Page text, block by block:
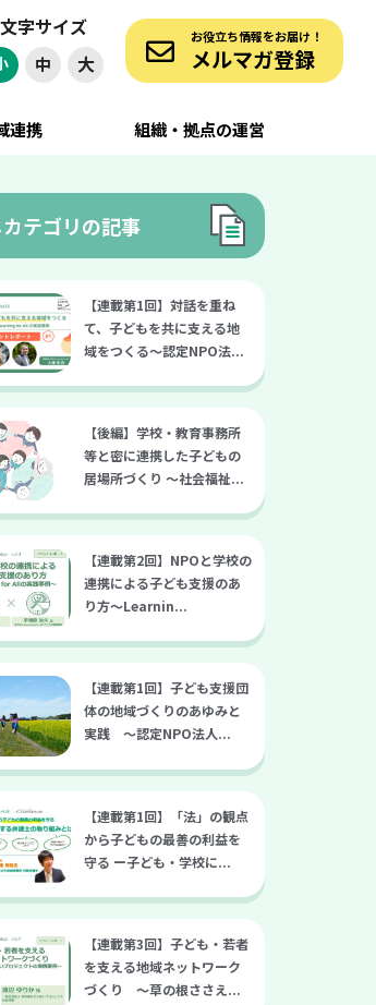
文字サイズ
中 大
お役立ち情報をお届け！
メルマガ登録
連携 組織・拠点の運営
法人さいたまユースサポートネットの事例
テゴリの記事
【連載第1回】対話を重ね
て、子どもを共に支える地
域をつくる～認定NPO法...
【後編】学校・教育事務所
等と密に連携した子どもの
居場所づくり 〜社会福祉...
【連載第2回】NPOと学校の
連携による子ども支援のあ
り方～Learnin...
【連載第1回】子ども支援団
体の地域づくりのあゆみと
実践 〜認定NPO法人...
【連載第1回】「法」の観点
から子どもの最善の利益を
守る ー子ども・学校に...
【連載第3回】子ども・若者
を支える地域ネットワーク
づくり ～草の根ささえ...